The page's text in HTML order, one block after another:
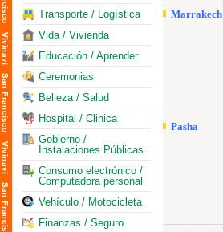
Transporte / Logística
Vida / Vivienda
Educación / Aprender
Ceremonias
Belleza / Salud
Hospital / Clinica
Gobierno /
Instalaciones Públicas
Consumo electrónico /
Computadora personal
Vehículo / Motocicleta
Finanzas / Seguro
Pasha